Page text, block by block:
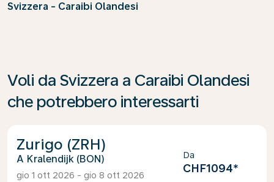
Svizzera - Caraibi Olandesi
Voli da Svizzera a Caraibi Olandesi
che potrebbero interessarti
Zurigo (ZRH)
Kralendijk (BON)
gio 1 ott 2026 - gio 8 ott 2026
Da
CHF1094*